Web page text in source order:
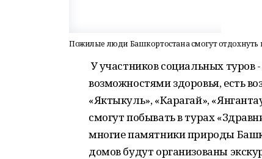
Пожилые люди Башкортостана смогут отдохнуть
У участников социальных
возможностями здоровья, есть
«Яктыкуль», «Карагай»,
смогут побывать в турах
многие памятники природы
домов будут организованы